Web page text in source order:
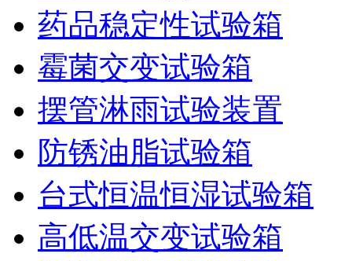
药品稳定性试验箱
霉菌交变试验箱
摆管淋雨试验装置
防锈油脂试验箱
台式恒温恒湿试验箱
高低温交变试验箱